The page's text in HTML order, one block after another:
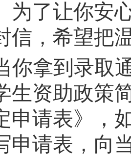
为了让你安
信，希望把
你拿到录取
生资助政策
申请表》，
申请表，向